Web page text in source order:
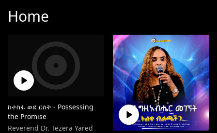
Home
ከተስፋ ወደ ርስት - Possessing
the Promise
Reverend Dr. Tezera Yared